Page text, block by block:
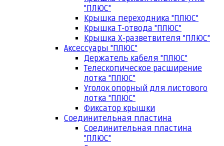
"ПЛЮС"
Крышка переходника "ПЛЮС"
Крышка Т-отвода "ПЛЮС"
Крышка Х-разветвителя "ПЛЮС"
Аксессуары "ПЛЮС"
Держатель кабеля "ПЛЮС"
Телескопическое расширение
лотка "ПЛЮС"
Уголок опорный для листового
лотка "ПЛЮС"
Фиксатор крышки
Соединительная пластина
Соединительная пластина
"ПЛЮС"